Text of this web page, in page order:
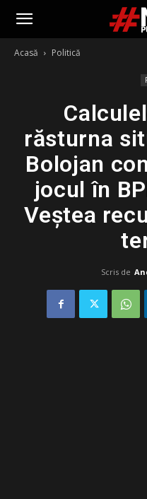
Acasă Politică
răsturna
Bolojan
jocul în
Veștea
Scris de